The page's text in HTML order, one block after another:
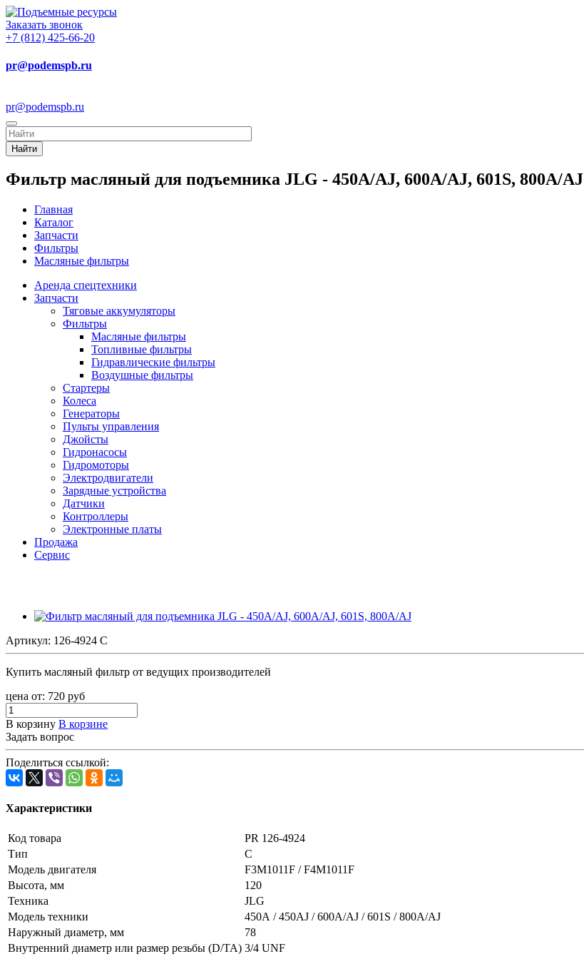
Заказать звонок
+7 (812) 425-66-20
pr@podemspb.ru
pr@podemspb.ru
Найти
Фильтр масляный для подъемника JLG - 450A/AJ, 600A/AJ, 601S, 800A/AJ
Главная
Каталог
Запчасти
Фильтры
Масляные фильтры
Аренда спецтехники
Запчасти
Тяговые аккумуляторы
Фильтры
Масляные фильтры
Топливные фильтры
Гидравлические фильтры
Воздушные фильтры
Стартеры
Колеса
Генераторы
Пульты управления
Джойсты
Гидронасосы
Гидромоторы
Электродвигатели
Зарядные устройства
Датчики
Контроллеры
Электронные платы
Продажа
Сервис
Артикул: 126-4924 C
Купить масляный фильтр от ведущих производителей
цена от: 720 руб
В корзину В корзине
Задать вопрос
Поделиться ссылкой:
Характеристики
Код товара
PR 126-4924
Тип
C
Модель двигателя
F3M1011F / F4M1011F
Высота, мм
120
Техника
JLG
Модель техники
450A / 450AJ / 600A/AJ / 601S / 800A/AJ
Наружный диаметр, мм
78
Внутренний диаметр или размер резьбы (D/TA) 3/4 UNF